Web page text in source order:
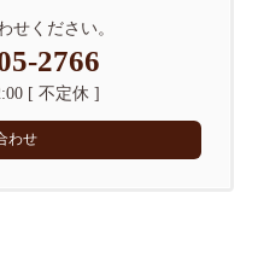
せください。
2766
[ 不定休 ]
わせ